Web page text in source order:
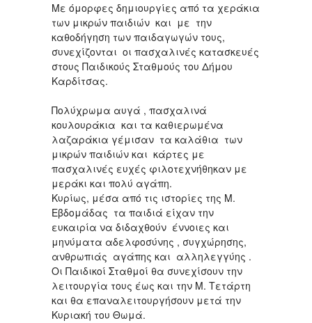
Με όμορφες δημιουργίες από τα χεράκια
των μικρών παιδιών και με την
καθοδήγηση των παιδαγωγών τους,
συνεχίζονται οι πασχαλινές κατασκευές
στους Παιδικούς Σταθμούς του Δήμου
Καρδίτσας.
Πολύχρωμα αυγά , πασχαλινά
κουλουράκια και τα καθιερωμένα
λαζαράκια γέμισαν τα καλάθια των
μικρών παιδιών και κάρτες με
πασχαλινές ευχές φιλοτεχνήθηκαν με
μεράκι και πολύ αγάπη.
Κυρίως, μέσα από τις ιστορίες της Μ.
Εβδομάδας τα παιδιά είχαν την
ευκαιρία να διδαχθούν έννοιες και
μηνύματα αδελφοσύνης , συγχώρησης,
ανθρωπιάς αγάπης και αλληλεγγύης .
Οι Παιδικοί Σταθμοί θα συνεχίσουν την
λειτουργία τους έως και την Μ. Τετάρτη
και θα επαναλειτουργήσουν μετά την
Κυριακή του Θωμά.